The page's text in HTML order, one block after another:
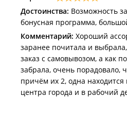
Достоинства: Возможность
бонусная программа,
Комментарий: Хороший
заранее почитала и
заказ с самовывозом, а как
забрала, очень порадовало,
причём их 2, одна
центра города и в рабочий